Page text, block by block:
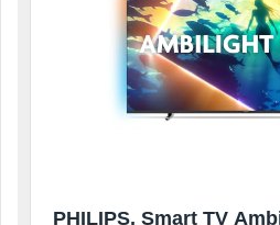
PHILIPS, Smart TV